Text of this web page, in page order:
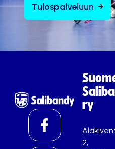
Tulospalveluun
ry
2,